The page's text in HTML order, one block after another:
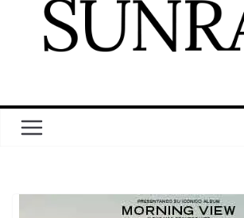
Fear Factory live at Groove,
30 years of “Demanufacture”